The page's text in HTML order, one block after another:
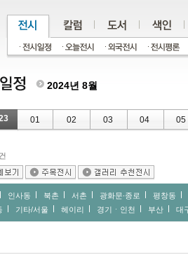
2024년 8월
01 02 03 04 05
건
인사동 북촌 서촌 광화문∙종로 평창동
기타/서울 헤이리 경기ㆍ인천 부산 대